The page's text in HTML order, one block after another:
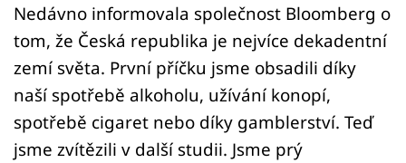
Sledujte nás
Nedávno informovala společnost Bloomberg o
tom, že Česká republika je nejvíce dekadentní
zemí světa. První příčku jsme obsadili díky
naší spotřebě alkoholu, užívání konopí,
spotřebě cigaret nebo díky gamblerství. Teď
jsme zvítězili v další studii. Jsme prý